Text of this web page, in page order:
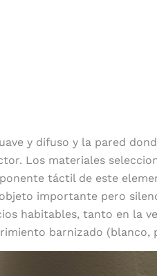
y difuso y la pared
Los materiales
táctil de este
importante pero
habitables, tanto en la
barnizado (blanco,